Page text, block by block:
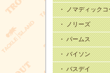
・ ノマディックコ
・ ノリーズ
・ パームス
・ バイソン
・ バスデイ